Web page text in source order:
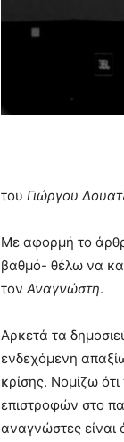
του Γιώργου
Με αφορμή το
βαθμό- θέλω να
τον Αναγνώστη.
Αρκετά τα
ενδεχόμενη
κρίσης. Νομίζω
επιστροφών στο
αναγνώστες